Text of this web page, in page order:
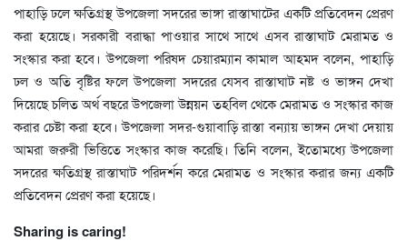
পাহাড়ি ঢলে ক্ষতিগ্রস্থ উপজেলা সদরের ভাঙ্গা রাস্তাঘাটের একটি প্রতিবেদন প্রেরণ
করা হয়েছে। সরকারী বরাদ্ধা পাওয়ার সাথে সাথে এসব রাস্তাঘাট মেরামত ও
সংস্কার করা হবে। উপজেলা পরিষদ চেয়ারম্যান কামাল আহমদ বলেন, পাহাড়ি
ঢল ও অতি বৃষ্টির ফলে উপজেলা সদরের যেসব রাস্তাঘাট নষ্ট ও ভাঙ্গন দেখা
দিয়েছে চলিত অর্থ বছরে উপজেলা উন্নয়ন তহবিল থেকে মেরামত ও সংস্কার কাজ
করার চেষ্টা করা হবে। উপজেলা সদর-গুয়াবাড়ি রাস্তা বন্যায় ভাঙ্গন দেখা দেয়ায়
আমরা জরুরী ভিত্তিতে সংস্কার কাজ করেছি। তিনি বলেন, ইতোমধ্যে উপজেলা
সদরের ক্ষতিগ্রস্থ রাস্তাঘাট পরিদর্শন করে মেরামত ও সংস্কার করার জন্য একটি
প্রতিবেদন প্রেরণ করা হয়েছে।
Sharing is caring!